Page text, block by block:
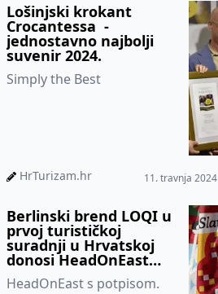
Lošinjski krokant
Crocantessa -
jednostavno najbolji
suvenir 2024.
Simply the Best
HrTurizam.hr 11. travnja
Berlinski brend LOQI u
prvoj turističkoj
suradnji u Hrvatskoj
donosi HeadOnEast
suvenire
HeadOnEast s potpisom.